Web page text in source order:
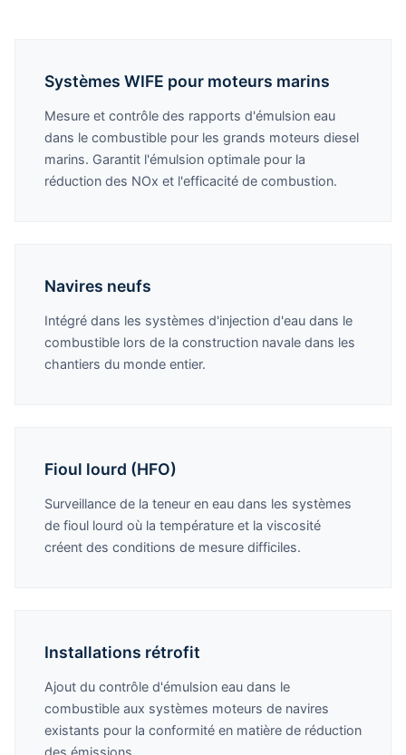
Systèmes WIFE pour moteurs marins
Mesure et contrôle des rapports d'émulsion eau
dans le combustible pour les grands moteurs diesel
marins. Garantit l'émulsion optimale pour la
réduction des NOx et l'efficacité de combustion.
Navires neufs
Intégré dans les systèmes d'injection d'eau dans le
combustible lors de la construction navale dans les
chantiers du monde entier.
Fioul lourd (HFO)
Surveillance de la teneur en eau dans les systèmes
de fioul lourd où la température et la viscosité
créent des conditions de mesure difficiles.
Installations rétrofit
Ajout du contrôle d'émulsion eau dans le
combustible aux systèmes moteurs de navires
existants pour la conformité en matière de réduction
des émissions.